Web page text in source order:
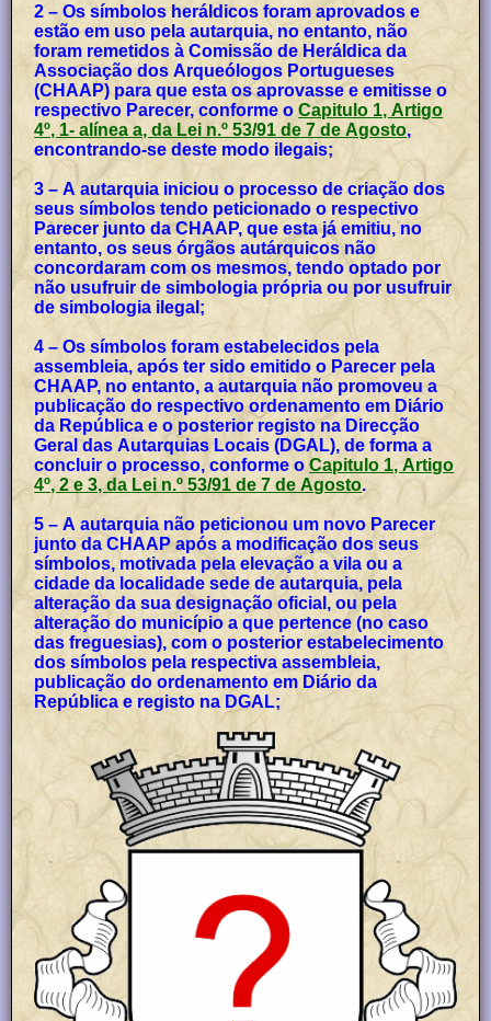
2 – Os símbolos heráldicos foram aprovados e
estão em uso pela autarquia, no entanto, não
foram remetidos à Comissão de Heráldica da
Associação dos Arqueólogos Portugueses
(CHAAP) para que esta os aprovasse e emitisse o
respectivo Parecer, conforme oCapitulo 1, Artigo
4º, 1- alínea a, da Lei n.º 53/91 de 7 de Agosto,
encontrando-se deste modo ilegais;
3 – A autarquia iniciou o processo de criação dos
seus símbolos tendo peticionado o respectivo
Parecer junto da CHAAP, que esta já emitiu, no
entanto, os seus órgãos autárquicos não
concordaram com os mesmos, tendo optado por
não usufruir de simbologia própria ou por usufruir
de simbologia ilegal;
4 – Os símbolos foram estabelecidos pela
assembleia, após ter sido emitido o Parecer pela
CHAAP, no entanto, a autarquia não promoveu a
publicação do respectivo ordenamento em Diário
da República e o posterior registo na Direcção
Geral das Autarquias Locais (DGAL), de forma a
concluir o processo, conforme oCapitulo 1, Artigo
4º, 2 e 3, da Lei n.º 53/91 de 7 de Agosto.
5 – A autarquia não peticionou um novo Parecer
junto da CHAAP após a modificação dos seus
símbolos, motivada pela elevação a vila ou a
cidade da localidade sede de autarquia, pela
alteração da sua designação oficial, ou pela
alteração do município a que pertence (no caso
das freguesias), com o posterior estabelecimento
dos símbolos pela respectiva assembleia,
publicação do ordenamento em Diário da
República e registo na DGAL;